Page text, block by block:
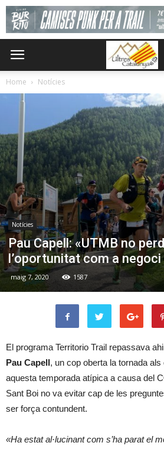
Home Notícies
Notícies
Pau Capell: «UTMB no
l’oportunitat com a
maig 7, 2020 1587
El programa Territorio Trail repassava
Pau Capell, un cop oberta la tornada
aquesta temporada atípica a causa del
Sant Boi no va evitar cap de les
ser força contundent.
«Ha estat al·lucinant com s’ha parat el